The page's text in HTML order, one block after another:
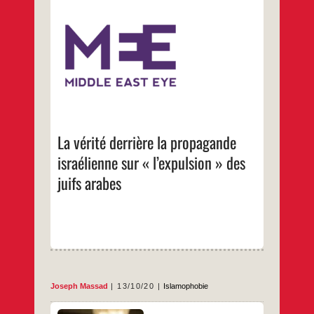
La vérité derrière la propagande
israélienne sur « l’expulsion » des
juifs arabes
les années 1940 et 1950 visent à masquer
les injustices infligées aux Palestiniens
Joseph Massad 13/10/20 Islamophobie